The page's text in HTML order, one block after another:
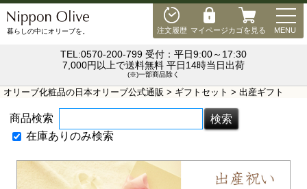
注文履歴 マイページカゴを見る MENU
暮らしの中にオリーブを。
TEL:0570-200-799 受付：平日9:00～17:30
7,000円以上で送料無料 平日14時当日出荷
(※)一部商品除く
オリーブ化粧品の日本オリーブ公式通販 > ギフトセット > 出産ギフト
商品検索
在庫ありのみ検索